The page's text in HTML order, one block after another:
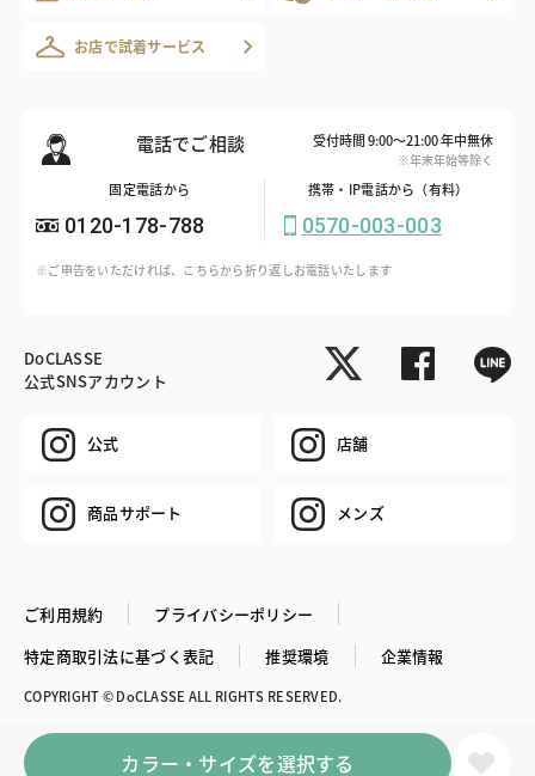
カラー・サイズを選択する
お店で試着サービス
電話でご相談 受付時間 9:00～21:00 年中無休
※年末年始等除く
固定電話から
0120-178-788
携帯・IP電話から（有料）
0570-003-003
※ご申告をいただければ、こちらから折り返しお電話いたします
DoCLASSE
公式SNSアカウント
公式 店舗
商品サポート メンズ
ご利用規約
プライバシーポリシー
特定商取引法に基づく表記
推奨環境 企業情報
COPYRIGHT © DoCLASSE ALL RIGHTS RESERVED.